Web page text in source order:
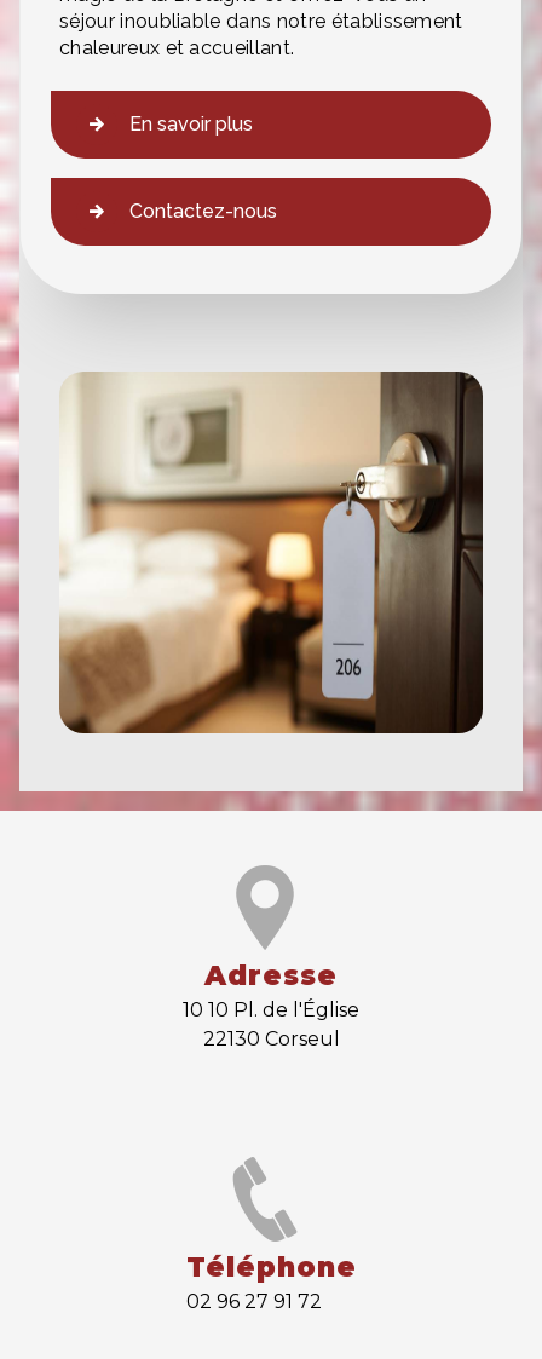
séjour inoubliable dans notre établissement
chaleureux et accueillant.
En savoir plus
Contactez-nous
Adresse
10 10 Pl. de l'Église
22130 Corseul
Téléphone
02 96 27 91 72